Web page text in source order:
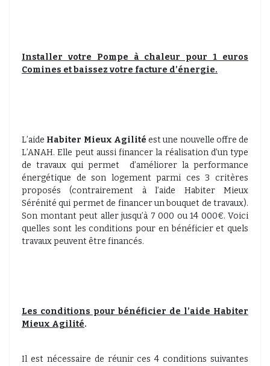
Installer votre Pompe à chaleur pour 1 euros
Comines et baissez votre facture d’énergie.
L’aide Habiter Mieux Agilité est une nouvelle offre de
L’ANAH. Elle peut aussi financer la réalisation d’un type
de travaux qui permet d’améliorer la performance
énergétique de son logement parmi ces 3 critères
proposés (contrairement à l’aide Habiter Mieux
Sérénité qui permet de financer un bouquet de travaux).
Son montant peut aller jusqu’à 7 000 ou 14 000€. Voici
quelles sont les conditions pour en bénéficier et quels
travaux peuvent être financés.
Les conditions pour bénéficier de l’aide Habiter
Mieux Agilité.
Il est nécessaire de réunir ces 4 conditions suivantes